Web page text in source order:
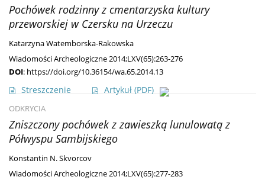
Pochówek rodzinny z cmentarzyska kultury
przeworskiej w Czersku na Urzeczu
Katarzyna Watemborska-Rakowska
Wiadomości Archeologiczne 2014;LXV(65):263-276
DOI: https://doi.org/10.36154/wa.65.2014.13
Streszczenie Artykuł (PDF)
ODKRYCIA
Zniszczony pochówek z zawieszką lunulowatą z
Półwyspu Sambijskiego
Konstantin N. Skvorcov
Wiadomości Archeologiczne 2014;LXV(65):277-283